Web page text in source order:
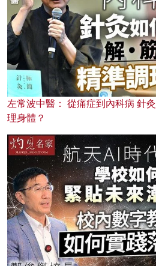
左常波中醫： 從痛症到內科病 針
理身體？